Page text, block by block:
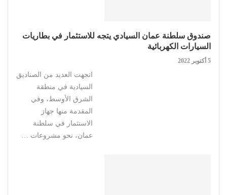
صندوق سلطنة عمان السيادي يتجه للاستثمار في بطاريات
السيارات الكهربائية
5 أكتوبر 2022
اتجهت العديد من الصناديق
السيادية في منطقة
الشرق الأوسط، وفي
المقدمة منها جهاز
الاستثمار في سلطنة
عمان، نحو مشروعات …